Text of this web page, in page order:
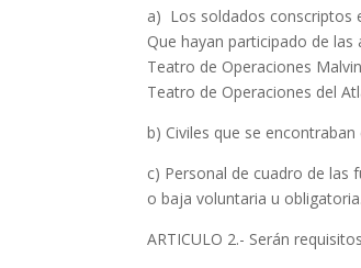
a) Los soldados conscriptos
Que hayan participado de
Teatro de Operaciones
Teatro de Operaciones del
b) Civiles que se
c) Personal de cuadro de las
o baja voluntaria u obligatoria.
ARTICULO 2.- Serán